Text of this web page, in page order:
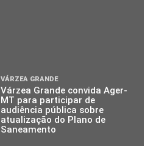
VÁRZEA GRANDE
Várzea Grande convida Ager-
MT para participar de
audiência pública sobre
atualização do Plano de
Saneamento